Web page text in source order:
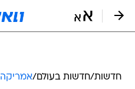
חדשות/חדשות בעולם/אמריקה